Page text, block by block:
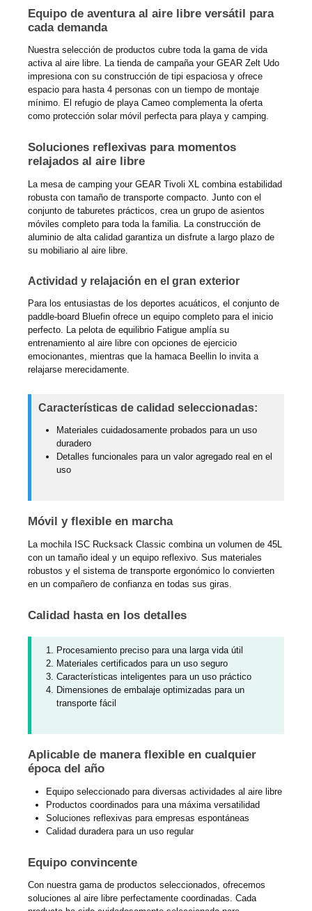
Equipo de aventura al aire libre versátil para
cada demanda
Nuestra selección de productos cubre toda la gama de vida
activa al aire libre. La tienda de campaña your GEAR Zelt Udo
impresiona con su construcción de tipi espaciosa y ofrece
espacio para hasta 4 personas con un tiempo de montaje
mínimo. El refugio de playa Cameo complementa la oferta
como protección solar móvil perfecta para playa y camping.
Soluciones reflexivas para momentos
relajados al aire libre
La mesa de camping your GEAR Tivoli XL combina estabilidad
robusta con tamaño de transporte compacto. Junto con el
conjunto de taburetes prácticos, crea un grupo de asientos
móviles completo para toda la familia. La construcción de
aluminio de alta calidad garantiza un disfrute a largo plazo de
su mobiliario al aire libre.
Actividad y relajación en el gran exterior
Para los entusiastas de los deportes acuáticos, el conjunto de
paddle-board Bluefin ofrece un equipo completo para el inicio
perfecto. La pelota de equilibrio Fatigue amplía su
entrenamiento al aire libre con opciones de ejercicio
emocionantes, mientras que la hamaca Beellin lo invita a
relajarse merecidamente.
Características de calidad seleccionadas:
Materiales cuidadosamente probados para un uso
duradero
Detalles funcionales para un valor agregado real en el
uso
Móvil y flexible en marcha
La mochila ISC Rucksack Classic combina un volumen de 45L
con un tamaño ideal y un equipo reflexivo. Sus materiales
robustos y el sistema de transporte ergonómico lo convierten
en un compañero de confianza en todas sus giras.
Calidad hasta en los detalles
Procesamiento preciso para una larga vida útil
Materiales certificados para un uso seguro
Características inteligentes para un uso práctico
Dimensiones de embalaje optimizadas para un
transporte fácil
Aplicable de manera flexible en cualquier
época del año
Equipo seleccionado para diversas actividades al aire libre
Productos coordinados para una máxima versatilidad
Soluciones reflexivas para empresas espontáneas
Calidad duradera para un uso regular
Equipo convincente
Con nuestra gama de productos seleccionados, ofrecemos
soluciones al aire libre perfectamente coordinadas. Cada